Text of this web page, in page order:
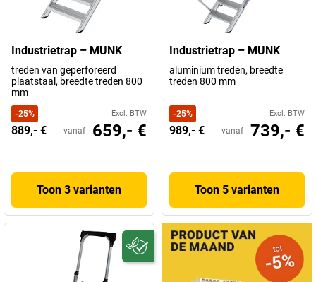
wereldwijd. Een bedrijf dat niets te wensen over laat. Producten
van een sterke en solide kwaliteit.
Industrietrap – MUNK
treden van geperforeerd
plaatstaal, breedte treden 800
mm
-25% Excl. BTW
889,- € vanaf 659,- €
Toon 3 varianten
Industrietrap – MUNK
aluminium treden, breedte
treden 800 mm
-25% Excl. BTW
989,- € vanaf 739,- €
Toon 5 varianten